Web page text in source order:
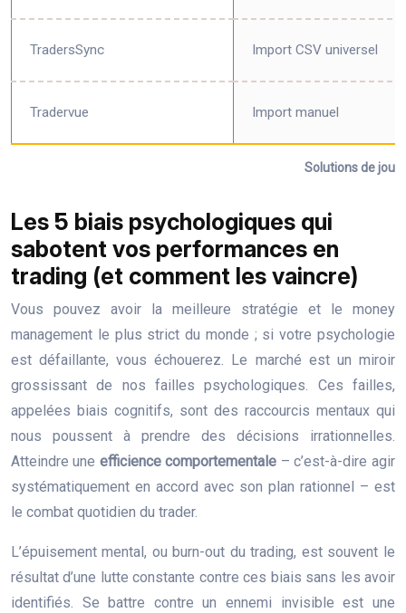
Solutions de
TradersSync Import CSV universel
Tradervue Import manuel
Les 5 biais psychologiques qui
sabotent vos performances en
trading (et comment les vaincre)
Vous pouvez avoir la meilleure stratégie et le money
management le plus strict du monde ; si votre psychologie
est défaillante, vous échouerez. Le marché est un miroir
grossissant de nos failles psychologiques. Ces failles,
appelées biais cognitifs, sont des raccourcis mentaux qui
nous poussent à prendre des décisions irrationnelles.
Atteindre une efficience comportementale – c’est-à-dire agir
systématiquement en accord avec son plan rationnel – est
le combat quotidien du trader.
L’épuisement mental, ou burn-out du trading, est souvent le
résultat d’une lutte constante contre ces biais sans les avoir
identifiés. Se battre contre un ennemi invisible est une